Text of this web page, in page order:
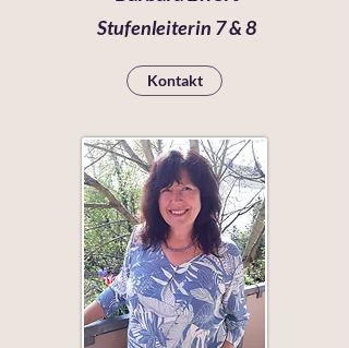
Stufenleiterin 7 & 8
Kontakt